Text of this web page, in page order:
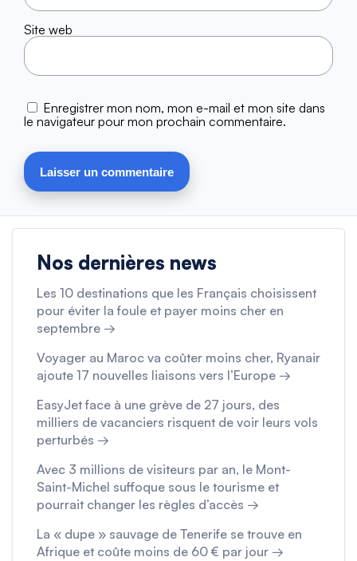
Site web
Enregistrer mon nom, mon e-mail et mon site dans
le navigateur pour mon prochain commentaire.
Nos dernières news
Les 10 destinations que les Français choisissent
pour éviter la foule et payer moins cher en
septembre →
Voyager au Maroc va coûter moins cher, Ryanair
ajoute 17 nouvelles liaisons vers l’Europe →
EasyJet face à une grève de 27 jours, des
milliers de vacanciers risquent de voir leurs vols
perturbés →
Avec 3 millions de visiteurs par an, le Mont-
Saint-Michel suffoque sous le tourisme et
pourrait changer les règles d’accès →
La « dupe » sauvage de Tenerife se trouve en
Afrique et coûte moins de 60 € par jour →